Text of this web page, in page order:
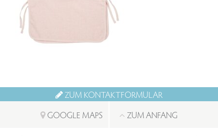
ZUM KONTAKTFORMULAR
GOOGLE MAPS
ZUM ANFANG